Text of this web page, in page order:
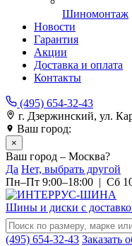
Шиномонтаж
Новости
Гарантия
Акции
Доставка и оплата
Контакты
(495) 654-32-43
г. Дзержинский, ул.
Ваш город:
×
Ваш город – Москва?
Да Нет, выбрать другой
Пн–Пт 9:00–18:00 | Сб
Шины и диски с
(495) 654-32-43 Заказать